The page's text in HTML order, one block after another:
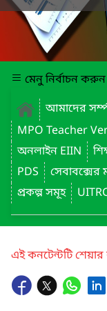
মেনু নির্বাচন করুন
আমাদের
MPO Teacher
অনলাইন EIIN
PDS
সেবাবক্সের
প্রকল্প সমূহ
এই কনটেন্টটি